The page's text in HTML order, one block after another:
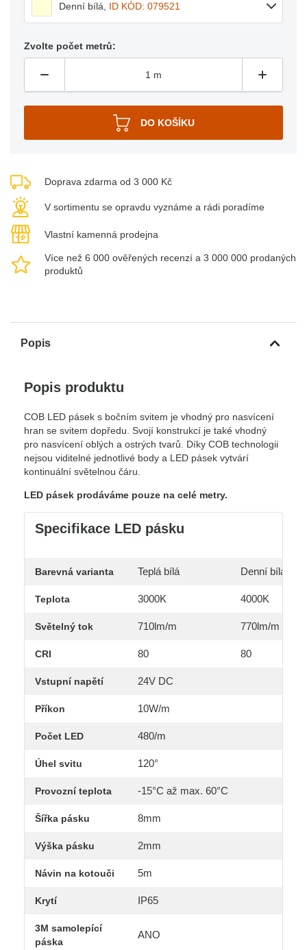
Denní bílá, ID KÓD: 079521
Zvolte počet metrů:
Doprava zdarma od 3 000 Kč
V sortimentu se opravdu vyznáme a rádi poradíme
Vlastní kamenná prodejna
Více než 6 000 ověřených recenzí a 3 000 000 prodaných
produktů
Popis
Popis produktu
COB LED pásek s bočním svitem je vhodný pro nasvícení
hran se svitem dopředu. Svojí konstrukcí je také vhodný
pro nasvícení oblých a ostrých tvarů. Díky COB technologii
nejsou viditelné jednotlivé body a LED pásek vytvárí
kontinuální světelnou čáru.
LED pásek prodáváme pouze na celé metry.
Specifikace LED pásku
Barevná varianta Teplá bílá Denní bílá
Teplota 3000K 4000K
Světelný tok 710lm/m 770lm/m
CRI 80 80
Vstupní napětí 24V DC
Příkon 10W/m
Počet LED 480/m
Úhel svitu 120°
Provozní teplota -15°C až max. 60°C
Šířka pásku 8mm
Výška pásku 2mm
Návin na kotouči 5m
Krytí IP65
3M samolepící
páska
ANO